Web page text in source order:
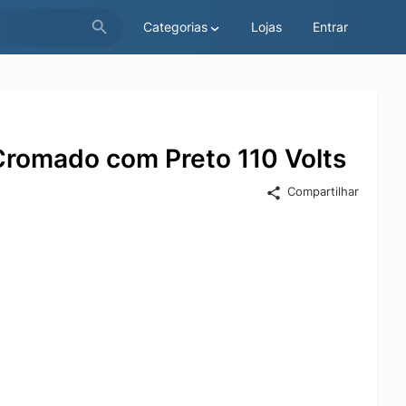
Categorias Lojas Entrar
com Preto 110 Volts
Compartilhar